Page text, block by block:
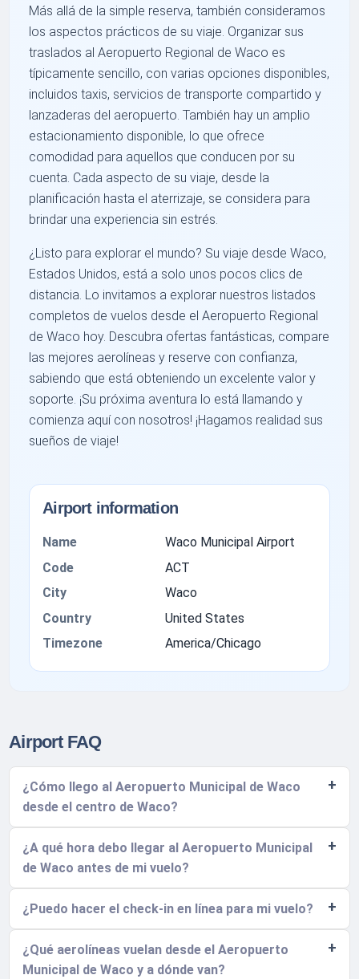
Más allá de la simple reserva, también consideramos
los aspectos prácticos de su viaje. Organizar sus
traslados al Aeropuerto Regional de Waco es
típicamente sencillo, con varias opciones disponibles,
incluidos taxis, servicios de transporte compartido y
lanzaderas del aeropuerto. También hay un amplio
estacionamiento disponible, lo que ofrece
comodidad para aquellos que conducen por su
cuenta. Cada aspecto de su viaje, desde la
planificación hasta el aterrizaje, se considera para
brindar una experiencia sin estrés.
¿Listo para explorar el mundo? Su viaje desde Waco,
Estados Unidos, está a solo unos pocos clics de
distancia. Lo invitamos a explorar nuestros listados
completos de vuelos desde el Aeropuerto Regional
de Waco hoy. Descubra ofertas fantásticas, compare
las mejores aerolíneas y reserve con confianza,
sabiendo que está obteniendo un excelente valor y
soporte. ¡Su próxima aventura lo está llamando y
comienza aquí con nosotros! ¡Hagamos realidad sus
sueños de viaje!
Airport information
Name
Waco Municipal Airport
Code
ACT
City
Waco
Country
United States
Timezone
America/Chicago
Airport FAQ
¿Cómo llego al Aeropuerto Municipal de Waco
desde el centro de Waco?
¿A qué hora debo llegar al Aeropuerto Municipal
de Waco antes de mi vuelo?
¿Puedo hacer el check-in en línea para mi vuelo?
¿Qué aerolíneas vuelan desde el Aeropuerto
Municipal de Waco y a dónde van?